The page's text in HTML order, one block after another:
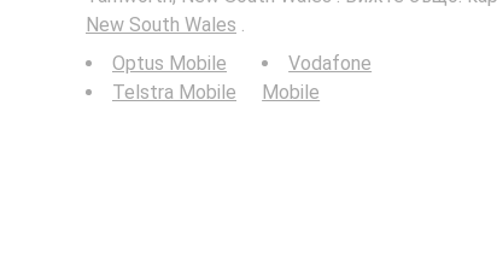
New South Wales .
Optus Mobile
Telstra Mobile
Vodafone
Mobile